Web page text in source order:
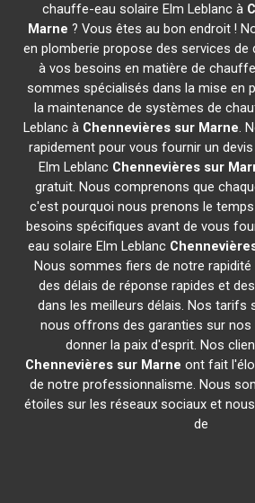
chauffe-eau solaire Elm Leblanc à
Marne ? Vous êtes au bon endroit !
en plomberie propose des services de
à vos besoins en matière de
sommes spécialisés dans la mise en
la maintenance de systèmes de
Leblanc à Chennevières sur Marne.
rapidement pour vous fournir un
Elm Leblanc Chennevières sur
gratuit. Nous comprenons que
c'est pourquoi nous prenons le
besoins spécifiques avant de vous
eau solaire Elm Leblanc
Nous sommes fiers de notre rapidité
des délais de réponse rapides et
dans les meilleurs délais. Nos
nous offrons des garanties sur nos
donner la paix d'esprit. Nos
Chennevières sur Marne ont fait
de notre professionnalisme. Nous
étoiles sur les réseaux sociaux et
de